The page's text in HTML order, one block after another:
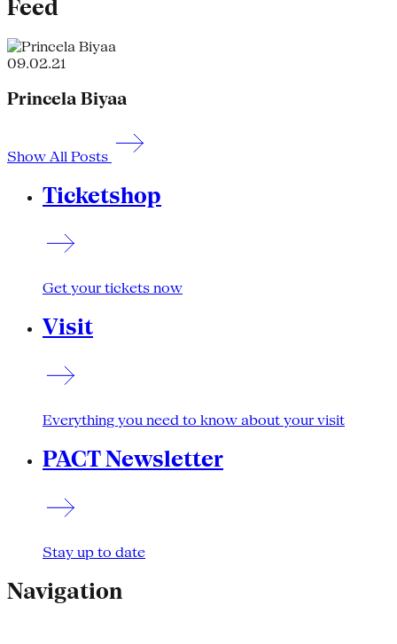
Feed
09.02.21
Princela Biyaa
Show All Posts
Ticketshop
Get your tickets now
Visit
Everything you need to know about your visit
PACT Newsletter
Stay up to date
Navigation